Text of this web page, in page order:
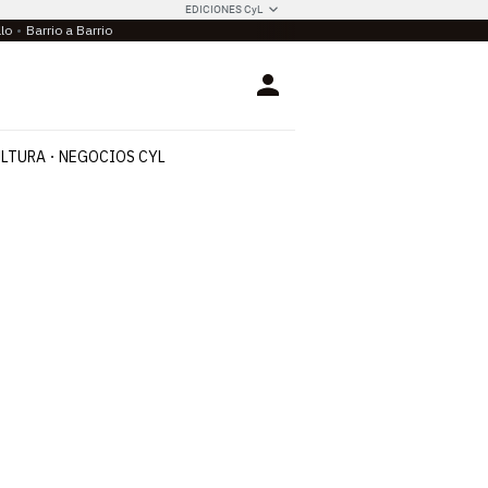
EDICIONES CyL
Barrio a Barrio
Login
NEGOCIOS CYL